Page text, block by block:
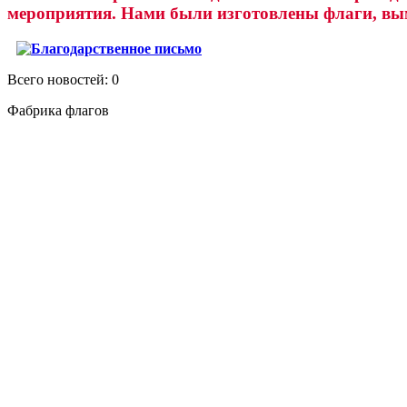
мероприятия. Нами были изготовлены флаги,
Всего новостей: 0
Фабрика флагов